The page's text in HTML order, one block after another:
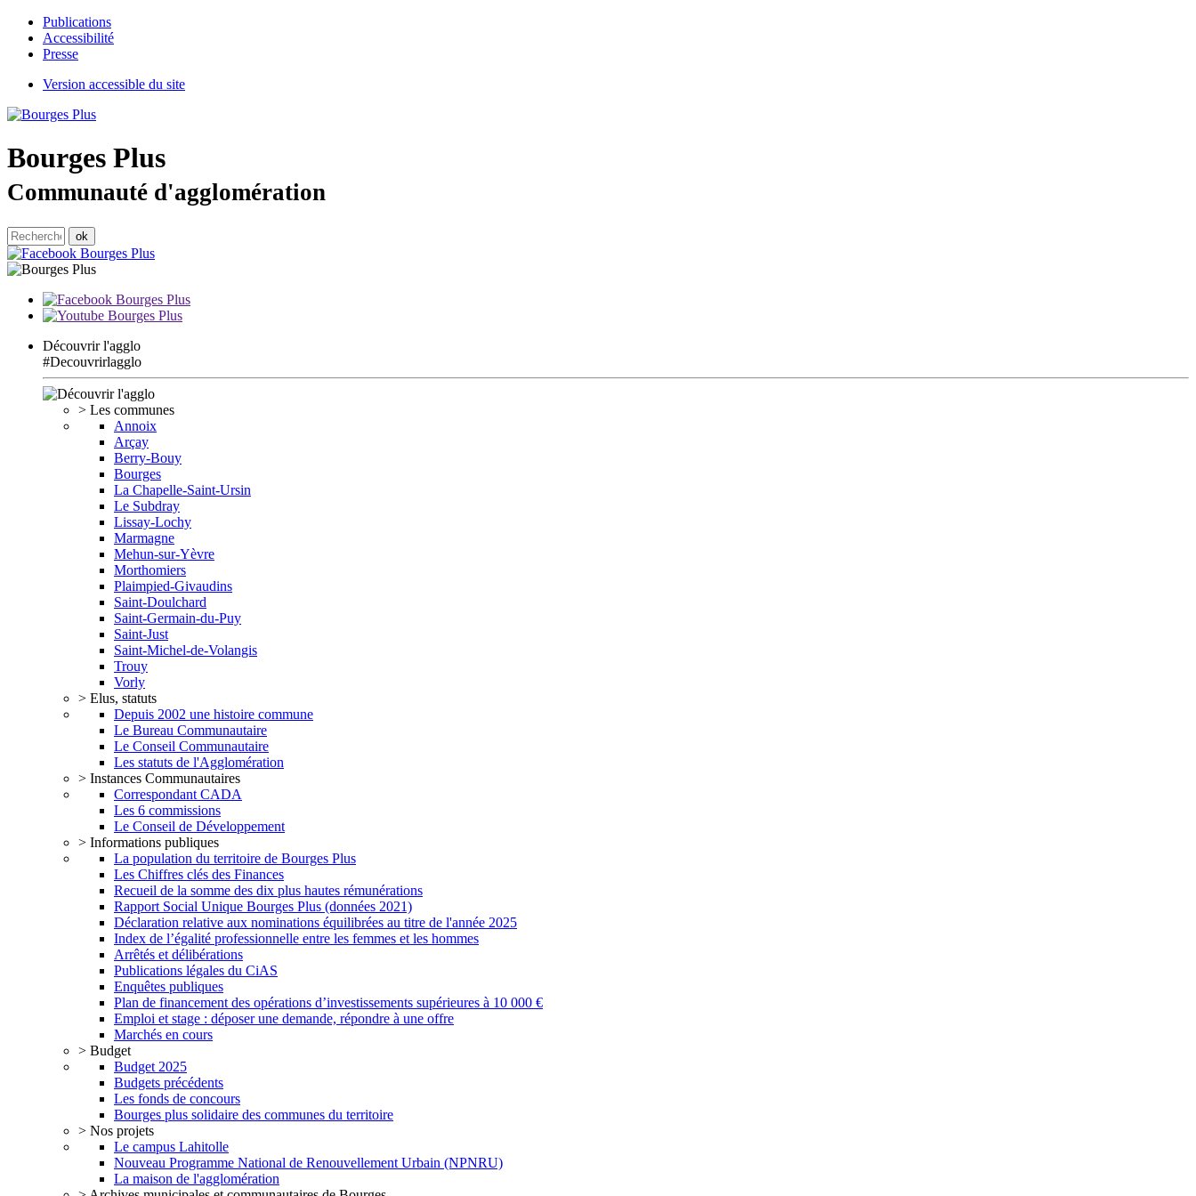
Publications
Accessibilité
Presse
Version accessible du site
Bourges Plus
Communauté d'agglomération
Découvrir l'agglo
#Decouvrirlagglo
> Les communes
Annoix
Arçay
Berry-Bouy
Bourges
La Chapelle-Saint-Ursin
Le Subdray
Lissay-Lochy
Marmagne
Mehun-sur-Yèvre
Morthomiers
Plaimpied-Givaudins
Saint-Doulchard
Saint-Germain-du-Puy
Saint-Just
Saint-Michel-de-Volangis
Trouy
Vorly
> Elus, statuts
Depuis 2002 une histoire commune
Le Bureau Communautaire
Le Conseil Communautaire
Les statuts de l'Agglomération
> Instances Communautaires
Correspondant CADA
Les 6 commissions
Le Conseil de Développement
> Informations publiques
La population du territoire de Bourges Plus
Les Chiffres clés des Finances
Recueil de la somme des dix plus hautes rémunérations
Rapport Social Unique Bourges Plus (données 2021)
Déclaration relative aux nominations équilibrées au titre de l'année 2025
Index de l’égalité professionnelle entre les femmes et les hommes
Arrêtés et délibérations
Publications légales du CiAS
Enquêtes publiques
Plan de financement des opérations d’investissements supérieures à 10 000 €
Emploi et stage : déposer une demande, répondre à une offre
Marchés en cours
> Budget
Budget 2025
Budgets précédents
Les fonds de concours
Bourges plus solidaire des communes du territoire
> Nos projets
Le campus Lahitolle
Nouveau Programme National de Renouvellement Urbain (NPNRU)
La maison de l'agglomération